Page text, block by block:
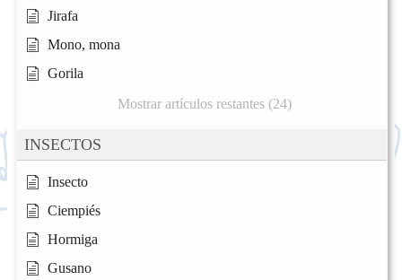
Jirafa
Mono, mona
Gorila
Mostrar artículos restantes (24)
INSECTOS
Insecto
Ciempiés
Hormiga
Gusano